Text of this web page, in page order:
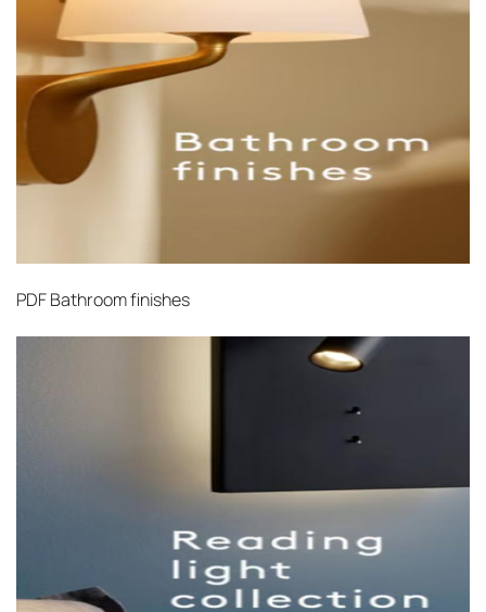
международными стандартами. Клиенты могут
выбрать дополнительное страхование для
критичных партий товара.
PDFBathroom finishes